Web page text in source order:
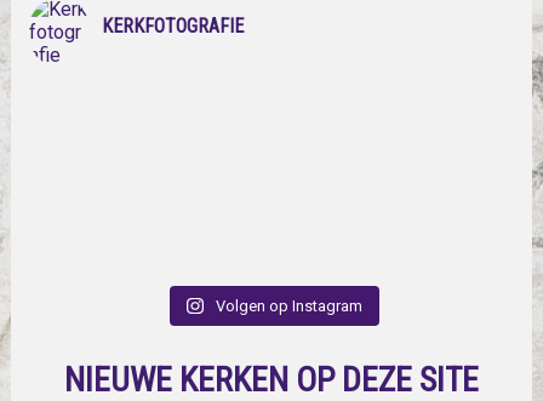
KERKFOTOGRAFIE
Volgen op Instagram
NIEUWE KERKEN OP DEZE SITE